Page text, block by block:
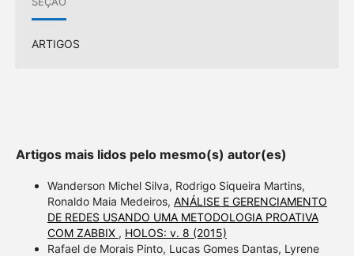
ARTIGOS
Artigos mais lidos pelo mesmo(s) autor(es)
Wanderson Michel Silva, Rodrigo Siqueira Martins,
Ronaldo Maia Medeiros, ANÁLISE E GERENCIAMENTO
DE REDES USANDO UMA METODOLOGIA PROATIVA
COM ZABBIX , HOLOS: v. 8 (2015)
Rafael de Morais Pinto, Lucas Gomes Dantas, Lyrene